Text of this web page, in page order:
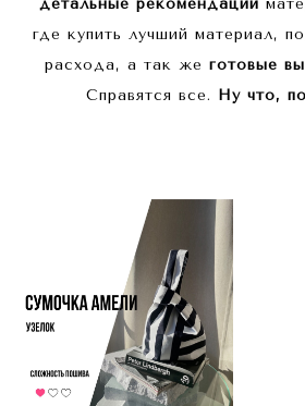
детальные рекомендации
где купить лучший материал,
расхода, а так же готовые
Справятся все. Ну что,